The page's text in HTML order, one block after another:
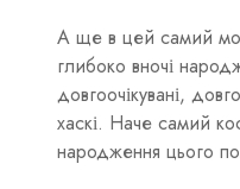
А ще в цей самий
глибоко вночі
довгоочікувані,
хаскі. Наче самий
народження цього